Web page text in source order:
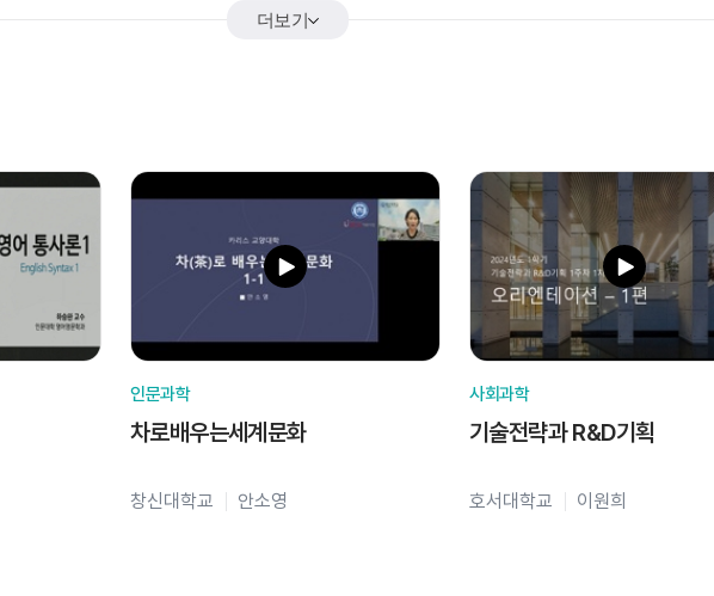
더보기
인문과학
차로배우는세계문화
창신대학교 안소영
사회과학
기술전략과 R&D기획
호서대학교 이원희